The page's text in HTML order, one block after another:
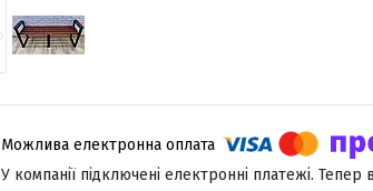
У компанії підключені електронні платежі.